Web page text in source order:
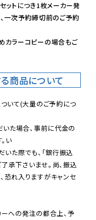
ットにつき1枚メーカー発
一次予約締切前のご予約
カラーコピーの場合もご
商品について
いて(大量のご予約につ
た場合、事前に代金の
い
いた際でも、「銀行振込
承下さいませ。尚、振込
恐れ入りますがキャンセ
への発注の都合上、予